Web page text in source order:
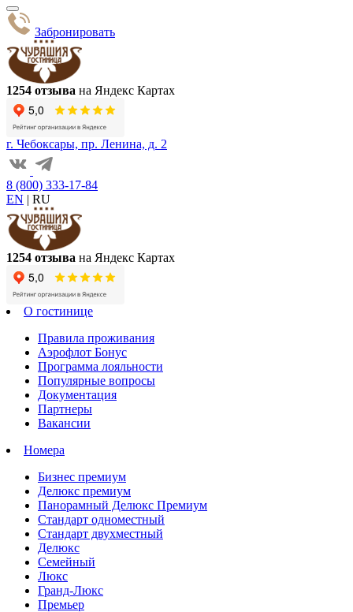
Забронировать
1254 отзыва на Яндекс Картах
г. Чебоксары, пр. Ленина, д. 2
8 (800) 333-17-84
EN | RU
1254 отзыва на Яндекс Картах
О гостинице
Правила проживания
Аэрофлот Бонус
Программа лояльности
Популярные вопросы
Документация
Партнеры
Вакансии
Номера
Бизнес премиум
Делюкс премиум
Панорамный Делюкс Премиум
Стандарт одноместный
Стандарт двухместный
Делюкс
Семейный
Люкс
Гранд-Люкс
Премьер